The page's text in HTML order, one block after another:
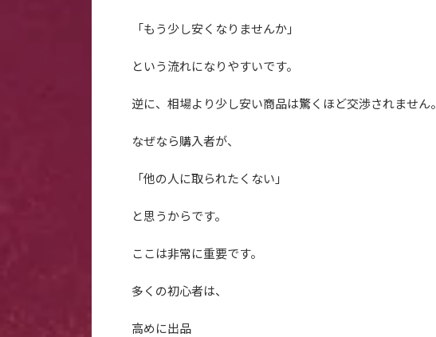
「もう少し安くなりませんか」
という流れになりやすいです。
逆に、相場より少し安い商品は驚くほど交渉されません。
なぜなら購入者が、
「他の人に取られたくない」
と思うからです。
ここは非常に重要です。
多くの初心者は、
高めに出品